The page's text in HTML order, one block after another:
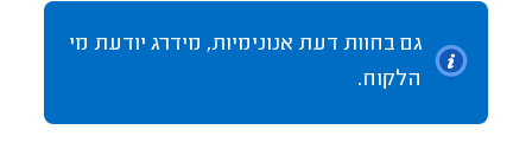
גם בחוות דעת אנונימיות, מידרג יודעת מי
הלקוח.